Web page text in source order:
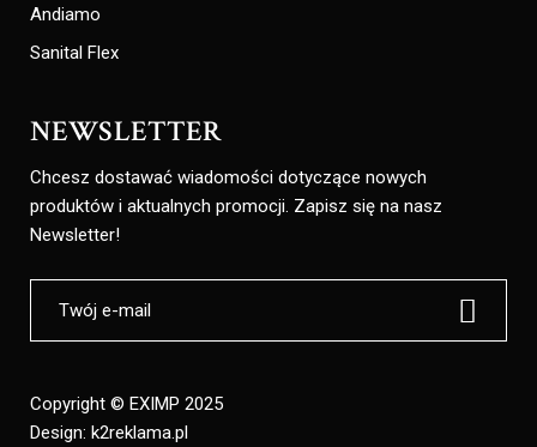
Andiamo
Sanital Flex
NEWSLETTER
Chcesz dostawać wiadomości dotyczące nowych
produktów i aktualnych promocji. Zapisz się na nasz
Newsletter!
Copyright © EXIMP 2025
Design: k2reklama.pl